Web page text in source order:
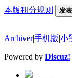
本版积分规则 发
Archiver|手机版 小
Powered by Discuz!